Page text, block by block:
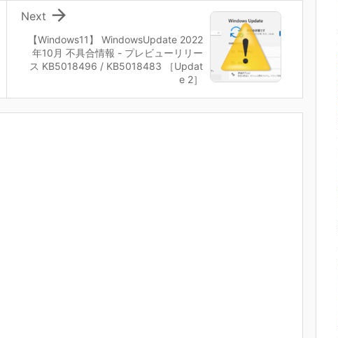
【Windows11】 WindowsUpdate 2022
年10月 不具合情報 - プレビューリリー
ス KB5018496 / KB5018483 ［Updat
e 2］

Next